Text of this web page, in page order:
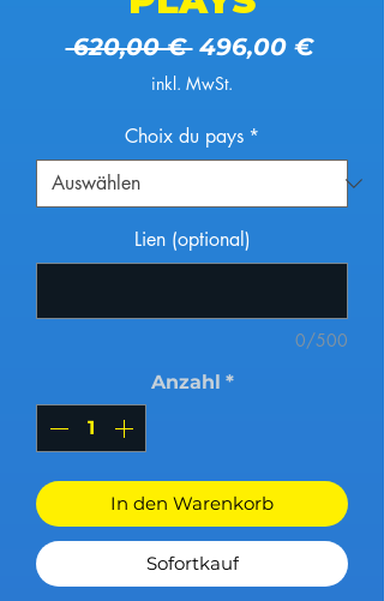
620,00 € Standardpreis
496,00 €Sale-
inkl. MwSt.
Choix du pays *
Lien (optional)
0/500
Anzahl *
In den Warenkorb
Sofortkauf